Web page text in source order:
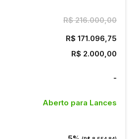
R$ 216.000,00
R$ 171.096,75
R$ 2.000,00
-
Aberto para Lances